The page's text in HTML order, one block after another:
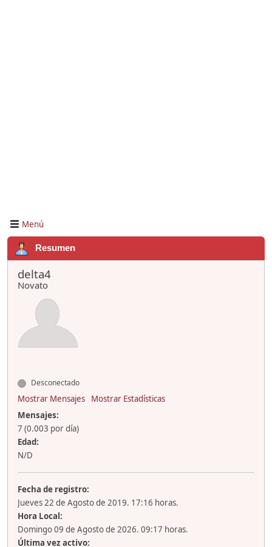
Menú
Resumen
delta4
Novato
Desconectado
Mostrar Mensajes
Mostrar Estadísticas
Mensajes:
7 (0.003 por día)
Edad:
N/D
Fecha de registro:
Jueves 22 de Agosto de 2019. 17:16 horas.
Hora Local:
Domingo 09 de Agosto de 2026. 09:17 horas.
Última vez activo: